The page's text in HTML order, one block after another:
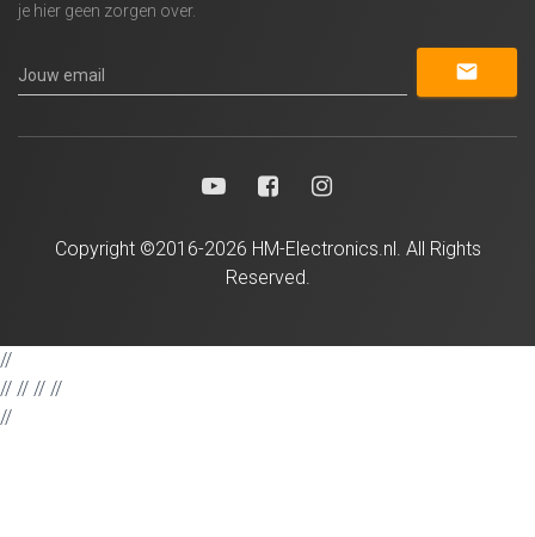
je hier geen zorgen over.
mail
Copyright ©2016-2026 HM-Electronics.nl. All Rights
Reserved.
//
// // // //
//